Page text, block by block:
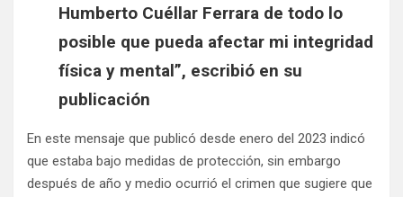
Humberto Cuéllar Ferrara de todo lo
posible que pueda afectar mi integridad
física y mental”, escribió en su
publicación
En este mensaje que publicó desde enero del 2023 indicó
que estaba bajo medidas de protección, sin embargo
después de año y medio ocurrió el crimen que sugiere que